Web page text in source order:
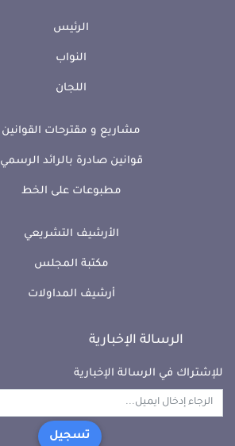
الرئيس
النواب
اللجان
مشاريع و مقترحات القوانين
قوانين صادرة بالرائد الرسمي
مطبوعات على الخط
الأرشيف التشريعي
مكتبة المجلس
أرشيف المداولات
الرسالة الإخبارية
للإشتراك في الرسالة الإخبارية
تسجيل